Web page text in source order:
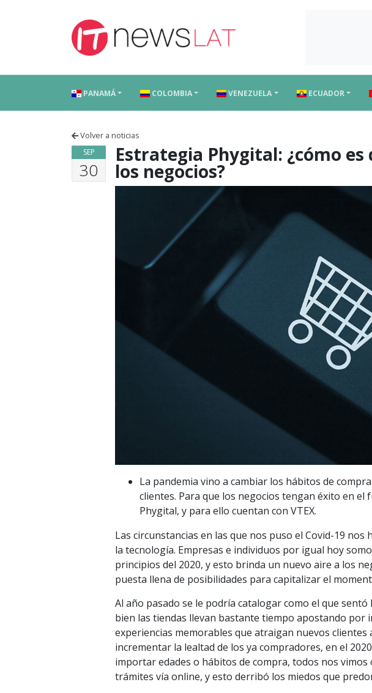
PANAMÁ COLOMBIA VENEZUELA ECUADOR
Volver a noticias
SEP
30
Estrategia Phygital: ¿cómo es
los negocios?
La pandemia vino a cambiar los hábitos de
clientes. Para que los negocios tengan éxito en
Phygital, y para ello cuentan con VTEX.
Las circunstancias en las que nos puso el Covid-19
la tecnología. Empresas e individuos por igual hoy
principios del 2020, y esto brinda un nuevo aire a los
puesta llena de posibilidades para capitalizar el
Al año pasado se le podría catalogar como el que
bien las tiendas llevan bastante tiempo apostando
experiencias memorables que atraigan nuevos
incrementar la lealtad de los ya compradores, en el
importar edades o hábitos de compra, todos nos
trámites vía online, y esto derribó los miedos que